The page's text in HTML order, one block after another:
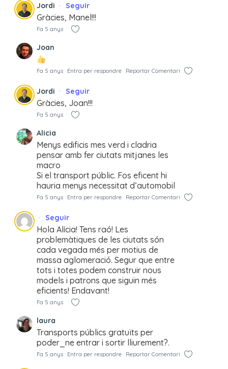
Jordi Seguir
Gràcies, Manel!!!
Fa 5 anys
Joan
Fa 5 anys Entra per respondre Reportar Comentari
Jordi Seguir
Gràcies, Joan!!!
Fa 5 anys
Alicia
Menys edificis mes verd i cladria
pensar amb fer ciutats mitjanes les
macro
Si el transport públic. Fos eficent hi
hauria menys necessitat d’automobil
Fa 5 anys Entra per respondre Reportar Comentari
Seguir
Hola Alícia! Tens raó! Les
problemàtiques de les ciutats són
cada vegada més per motius de
massa aglomeració. Segur que entre
tots i totes podem construir nous
models i patrons que siguin més
eficients! Endavant!
Fa 5 anys
laura
Transports públics gratuïts per
poder_ne entrar i sortir lliurement?.
Fa 5 anys Entra per respondre Reportar Comentari